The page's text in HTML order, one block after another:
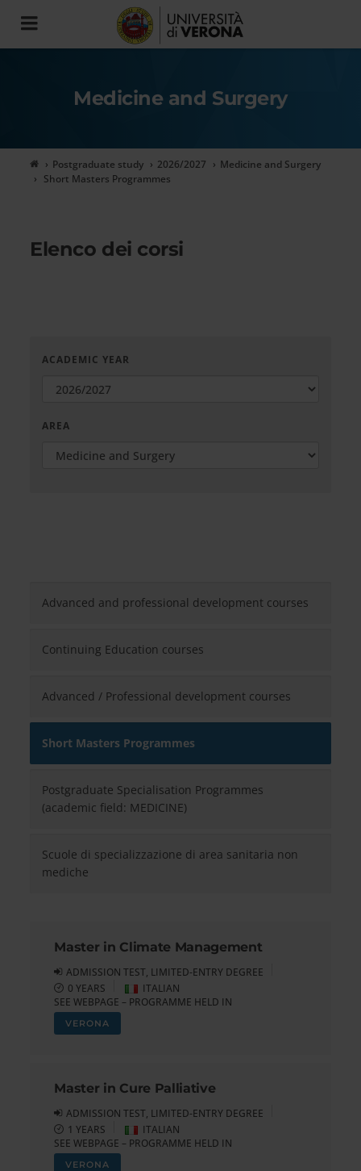
Toggle
navigation
Medicine and Surgery
Postgraduate study 2026/2027
Medicine and Surgery
Short Masters Programmes
Elenco dei corsi
ACADEMIC YEAR
AREA
Advanced and professional development courses
Continuing Education courses
Advanced / Professional development courses
Short Masters Programmes
Postgraduate Specialisation Programmes
(academic field: MEDICINE)
Scuole di specializzazione di area sanitaria non
mediche
Master in Climate Management
ADMISSION TEST, LIMITED-ENTRY DEGREE
0 YEARS
ITALIAN
SEE WEBPAGE – PROGRAMME HELD IN
VERONA
Master in Cure Palliative
ADMISSION TEST, LIMITED-ENTRY DEGREE
1 YEARS
ITALIAN
SEE WEBPAGE – PROGRAMME HELD IN
VERONA